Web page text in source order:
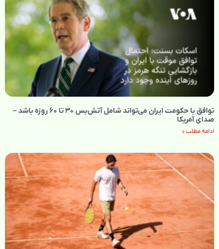
توافق با حکومت ایران می‌تواند شامل آتش‌بس ۳۰ تا ۶۰ روزه باشد –
صدای آمریکا
ادامه مطلب »